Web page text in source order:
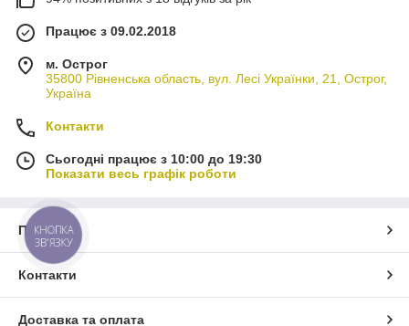
Працює з 09.02.2018
м. Острог
35800 Рівненська область, вул. Лесі Українки, 21, Острог,
Україна
Контакти
Сьогодні працює з 10:00 до 19:30
Показати весь графік роботи
Про нас
Контакти
Доставка та оплата
КНОПКА
ЗВ'ЯЗКУ